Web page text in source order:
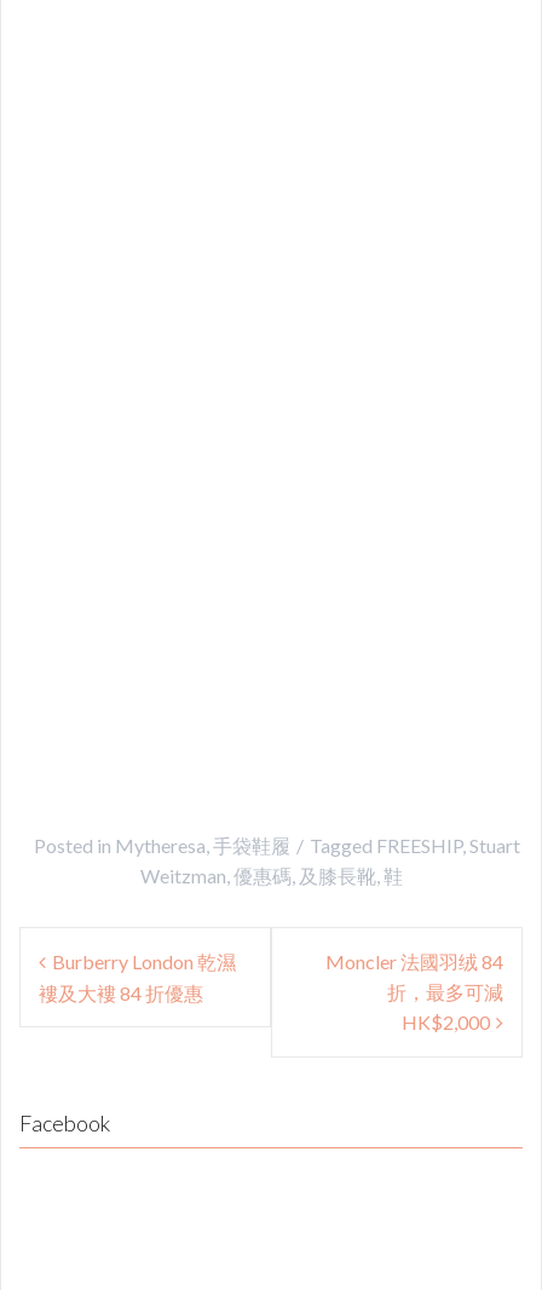
Posted in Mytheresa,手袋鞋履 Tagged FREESHIP,Stuart
Weitzman,優惠碼, 及膝長靴,鞋
Post
navigation
Burberry London 乾濕
褸及大褸 84 折優惠
Moncler 法國羽绒 84
折，最多可減
HK$2,000
Facebook